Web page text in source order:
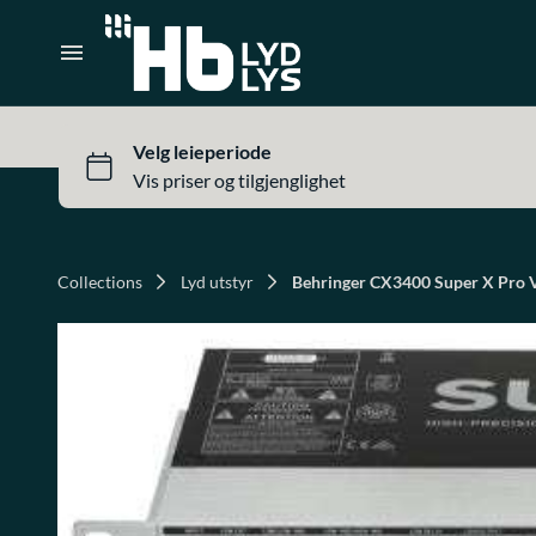
Heim
Produkter
Telt og tilbehør
Scene og tilbehør
Kontakt oss
Inspirasjon
Collections Lyd utstyr Behringer CX3400 Super X Pro